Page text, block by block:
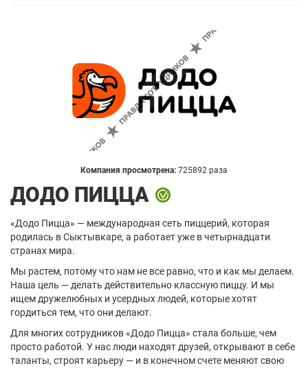
Компания просмотрена: 725892 раза
ДОДО ПИЦЦА
«Додо Пицца» — международная сеть пиццерий, которая
родилась в Сыктывкаре, а работает уже в четырнадцати
странах мира.
Мы растем, потому что нам не все равно, что и как мы делаем.
Наша цель — делать действительно классную пиццу. И мы
ищем дружелюбных и усердных людей, которые хотят
гордиться тем, что они делают.
Для многих сотрудников «Додо Пицца» стала больше, чем
просто работой. У нас люди находят друзей, открывают в себе
таланты, строят карьеру — и в конечном счете меняют свою